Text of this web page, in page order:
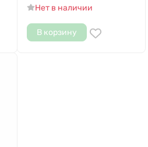
Нет в наличии
В корзину